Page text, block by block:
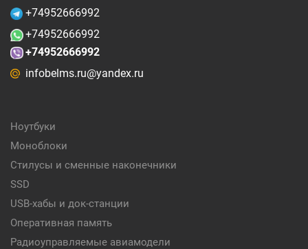
+74952666992
+74952666992
+74952666992
infobelms.ru@yandex.ru
Ноутбуки
Моноблоки
Стилусы и сменные наконечники
SSD
USB-хабы и док-станции
Оперативная память
Радиоуправляемые авиамодели